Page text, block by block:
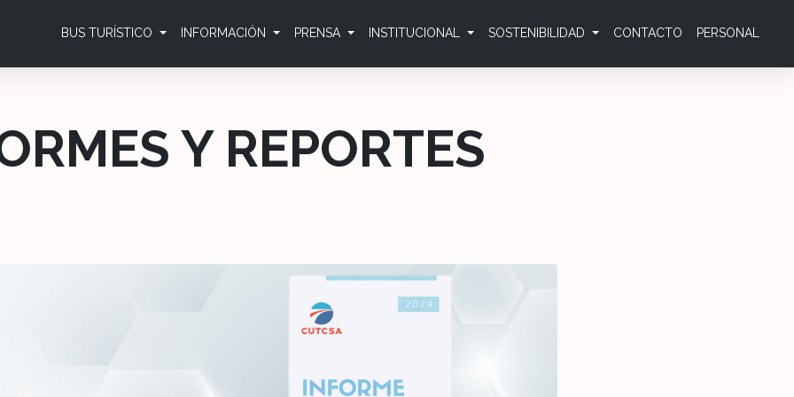
BUS TURÍSTICO INFORMACIÓN PRENSA INSTITUCIONAL SOSTENIBILIDAD CONTACTO PERSONAL
Y REPORTES